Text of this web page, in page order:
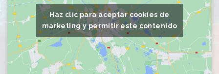
Haz clic para aceptar cookies de
marketing y permitir este contenido